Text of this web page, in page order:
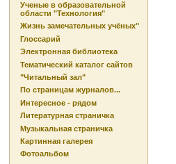
Ученые в образовательной
области "Технология"
Жизнь замечательных учёных"
Глоссарий
Электронная библиотека
Тематический каталог сайтов
"Читальный зал"
По страницам журналов...
Интересное - рядом
Литературная страничка
Музыкальная страничка
Картинная галерея
Фотоальбом